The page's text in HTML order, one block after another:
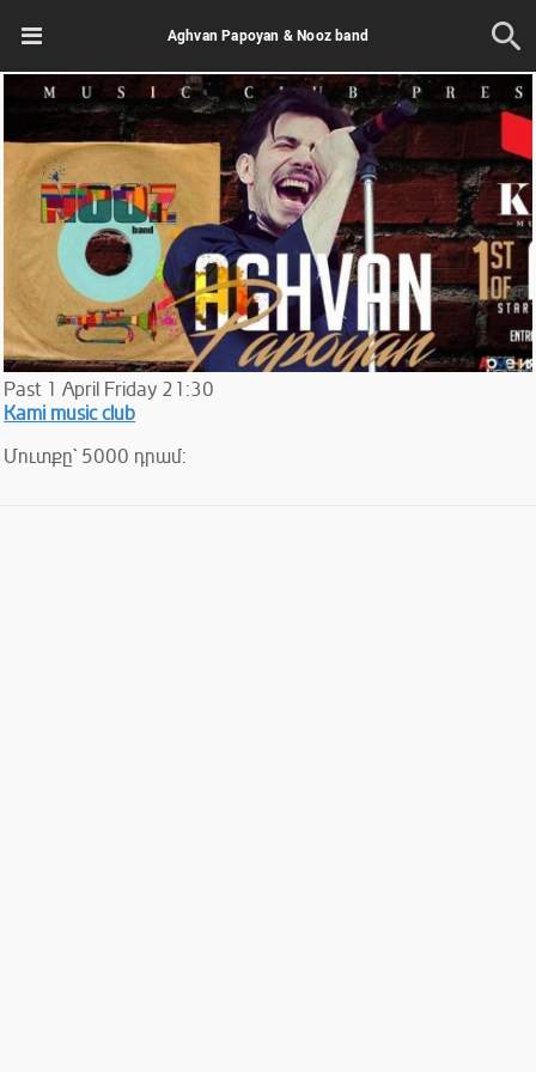
Aghvan Papoyan & Nooz band
Past 1 April Friday 21:30
Kami music club
Մուտքը` 5000 դրամ: